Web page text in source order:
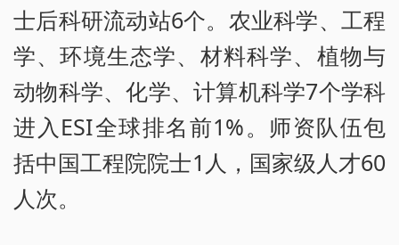
士后科研流动站6个。农业科学、工程
学、环境生态学、材料科学、植物与
动物科学、化学、计算机科学7个学科
进入ESI全球排名前1%。师资队伍包
括中国工程院院士1人，国家级人才60
人次。